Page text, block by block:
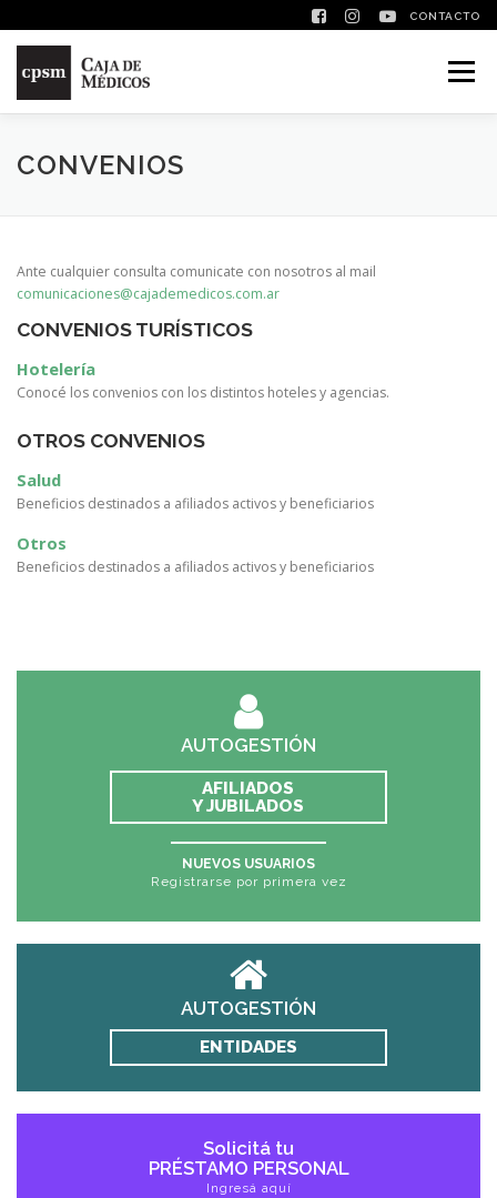
CONTACTO
Menú
CONVENIOS
Ante cualquier consulta comunicate con nosotros al mail
comunicaciones@cajademedicos.com.ar
CONVENIOS TURÍSTICOS
Hotelería
Conocé los convenios con los distintos hoteles y agencias.
OTROS CONVENIOS
Salud
Beneficios destinados a afiliados activos y beneficiarios
Otros
Beneficios destinados a afiliados activos y beneficiarios
AUTOGESTIÓN
AFILIADOS
Y JUBILADOS
NUEVOS USUARIOS
Registrarse por primera vez
AUTOGESTIÓN
ENTIDADES
Solicitá tu
PRÉSTAMO PERSONAL
Ingresá aquí